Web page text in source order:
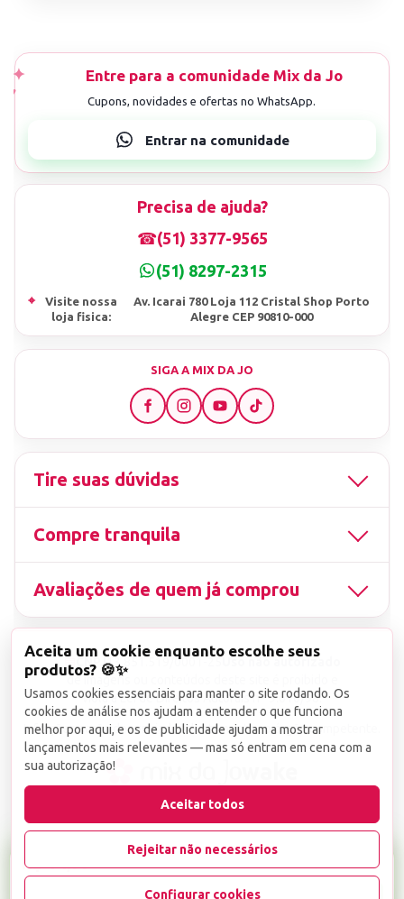
R$ 14,99
Precisa de ajuda?
☎(51) 3377-9565
(51) 8297-2315
⌖
Visite nossa
loja fisica:
Av. Icarai 780 Loja 112 Cristal Shop Porto
Alegre CEP 90810-000
SIGA A MIX DA JO
Tire suas dúvidas
Compre tranquila
Avaliações de quem já comprou
▤ CNPJ13.851.519/0001-25
de imagens ou conteúdos deste site é proibido e
viola a Lei de Direitos Autorais nº 9.610/98.
Infrações serão denunciadas diretamente ao órgão competente.
Aceita um cookie enquanto escolhe seus
produtos? 🍪✨
Usamos cookies essenciais para manter o site rodando. Os
cookies de análise nos ajudam a entender o que funciona
melhor por aqui, e os de publicidade ajudam a mostrar
lançamentos mais relevantes — mas só entram em cena com a
sua autorização!
Aceitar todos
Rejeitar não necessários
Configurar cookies